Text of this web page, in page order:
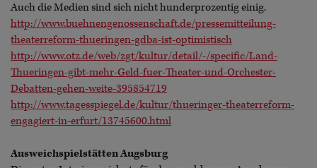
Auch die Medien sind sich nicht hunderprozentig einig.
http://www.buehnengenossenschaft.de/pressemitteilung-
theaterreform-thueringen-gdba-ist-optimistisch
http://www.otz.de/web/zgt/kultur/detail/-/specific/Land-
Thueringen-gibt-mehr-Geld-fuer-Theater-und-Orchester-
Debatten-gehen-weite-395854719
http://www.tagesspiegel.de/kultur/thueringer-theaterreform-
engagiert-in-erfurt/13745600.html
Ausweichspielstätten Augsburg